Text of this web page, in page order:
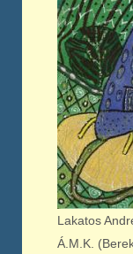
Lakatos
Á.M.K.